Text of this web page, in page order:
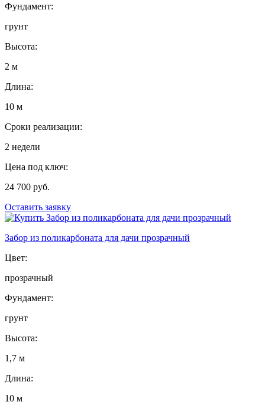
Фундамент:
грунт
Высота:
2 м
Длина:
10 м
Сроки реализации:
2 недели
Цена под ключ:
24 700 руб.
Оставить заявку
Забор из поликарбоната для дачи прозрачный
Цвет:
прозрачный
Фундамент:
грунт
Высота:
1,7 м
Длина:
10 м